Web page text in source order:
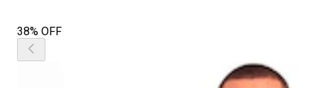
38% OFF